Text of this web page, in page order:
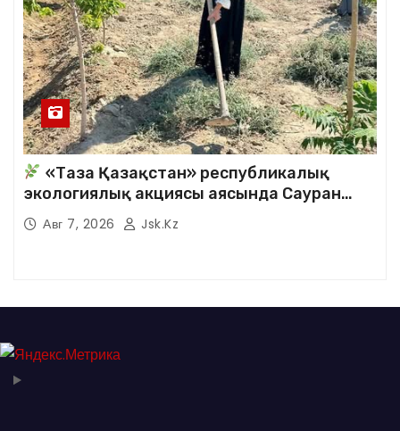
«Таза Қазақстан» республикалық
экологиялық акциясы аясында Сауран
аудандық кітапханасының қызметкерлері
кезекті сенбілік жұмыстарына белсене
Авг 7, 2026 Jsk.kz